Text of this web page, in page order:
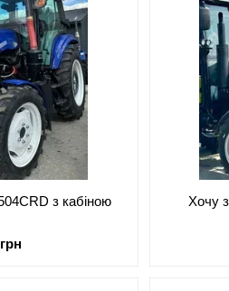
✅Швидка доставка – по
Наш асортимент
🔹 Мінітрактори: дизельні,
🔹 Навісне обладнання:
🔹 Запасні частини та
🔹 Обслуговування та
з кабіною
Хочу